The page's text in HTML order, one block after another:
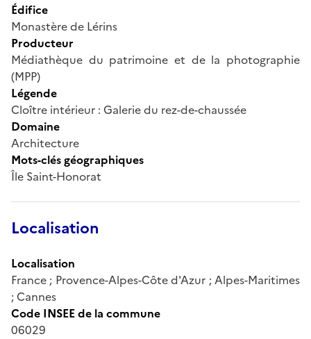
Édifice
Monastère de Lérins
Producteur
Médiathèque du patrimoine et de la photographie
(MPP)
Légende
Cloître intérieur : Galerie du rez-de-chaussée
Domaine
Architecture
Mots-clés géographiques
Île Saint-Honorat
Localisation
Localisation
France ; Provence-Alpes-Côte d'Azur ; Alpes-Maritimes
; Cannes
Code INSEE de la commune
06029